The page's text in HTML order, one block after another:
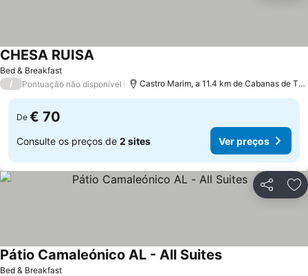
Bed & Breakfast
CHESA RUISAVer preços
/ Pontuação não disponível Castro Marim, a 11.4 km de Cabanas de
De € 70
Consulte os preços de 2 sites Ver preços
Partilhar
Bed & Breakfast
Pátio Camaleónico AL - All SuitesVer preços